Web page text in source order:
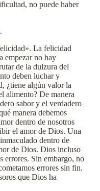
no puede haber
La felicidad
empezar no hay
de la dulzura del
deben luchar y
¿tiene algún valor la
alimento? De manera
sabor y el verdadero
manera debemos
dentro de nosotros
el amor de Dios. Una
dentro de
de Dios. Dios incluso
errores. Sin embargo, no
errores sin fin.
que Dios ha